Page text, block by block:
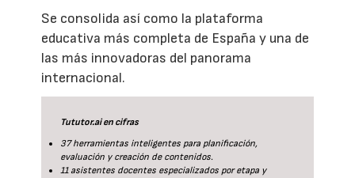
Se consolida así como la plataforma
educativa más completa de España y una de
las más innovadoras del panorama
internacional.
Tututor.ai en cifras
37 herramientas inteligentes para planificación,
evaluación y creación de contenidos.
11 asistentes docentes especializados por etapa y